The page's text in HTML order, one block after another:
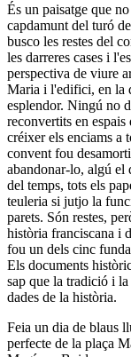
És un paisatge que
capdamunt del turó
busco les restes del
les darreres cases i
perspectiva de viure
Maria i l'edifici, en la
esplendor. Ningú no
reconvertits en
créixer els en­ciams a
convent fou
abandonar-lo, algú el
del temps, tots els
teuleria si jutjo la
parets. Són restes,
història franciscana i
fou un dels cinc
Els documents
sap que la tradició i
dades de la història.
Feia un dia de blaus
perfecte de la plaça